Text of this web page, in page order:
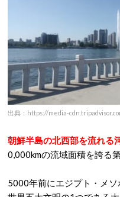
出典：https://media-
朝鮮半島の北西部を流れる
0,000kmの流域面積を誇る
5000年前にエジプト・メ